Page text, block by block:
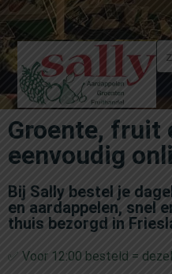
Groente, fruit
eenvoudig
Bij Sally bestel je
en aardappelen, snel
thuis bezorgd in
✅ Voor 12:00 besteld =